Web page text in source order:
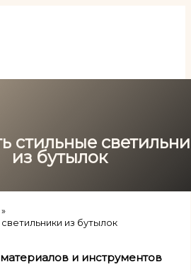
стильные
из бутылок
из бутылок
и инструментов